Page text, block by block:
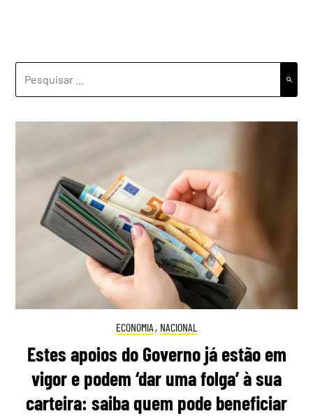
ECONOMIA , NACIONAL
Estes apoios do Governo já estão em
vigor e podem ‘dar uma folga’ à sua
carteira: saiba quem pode beneficiar